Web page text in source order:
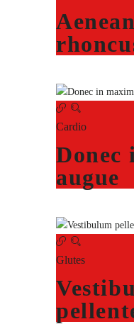
Cardio
Donec
augue
Glutes